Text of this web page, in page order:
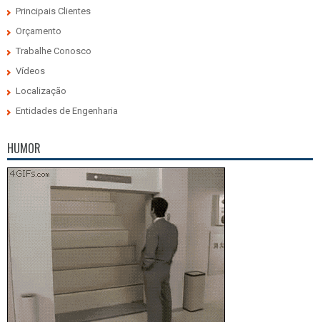
Principais Clientes
Orçamento
Trabalhe Conosco
Vídeos
Localização
Entidades de Engenharia
HUMOR